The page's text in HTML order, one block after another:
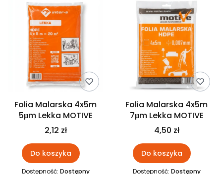
Folia Malarska 4x5m
5μm Lekka MOTIVE
2,12 zł
Do koszyka
Dostępność: Dostępny
Folia Malarska 4x5m
7μm Lekka MOTIVE
4,50 zł
Do koszyka
Dostępność: Dostępny